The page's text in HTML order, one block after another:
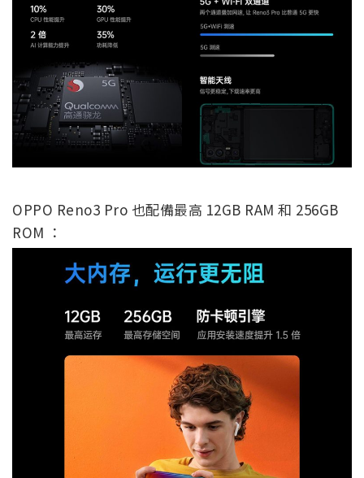
OPPO Reno3 Pro 也配備最高 12GB RAM 和 256GB
ROM ：